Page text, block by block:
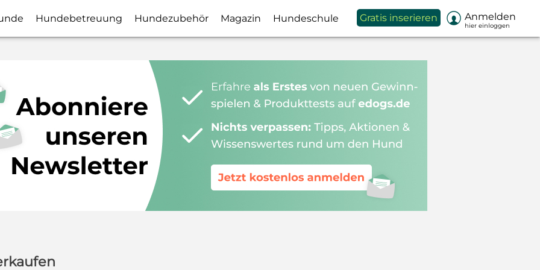
Hundebetreuung Hundezubehör Magazin Hundeschule Gratis inserieren  Anmelden
hier einloggen